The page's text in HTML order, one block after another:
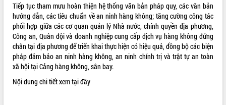
Tiếp tục tham mưu hoàn thiện hệ thống văn bản pháp quy, các văn bản
hướng dẫn, các tiêu chuẩn về an ninh hàng không; tăng cường công tác
phối hợp giữa các cơ quan quản lý Nhà nước, chính quyền địa phương,
Công an, Quân đội và doanh nghiệp cung cấp dịch vụ hàng không đứng
chân tại địa phương để triển khai thực hiện có hiệu quả, đồng bộ các biện
pháp đảm bảo an ninh hàng không, an ninh chính trị và trật tự an toàn
xã hội tại Cảng hàng không, sân bay.
Nội dung chi tiết xemtại đây